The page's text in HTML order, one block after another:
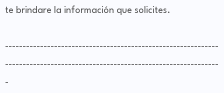
te brindare la información que solicites.
-------------------------------------------------------------
-------------------------------------------------------------
-